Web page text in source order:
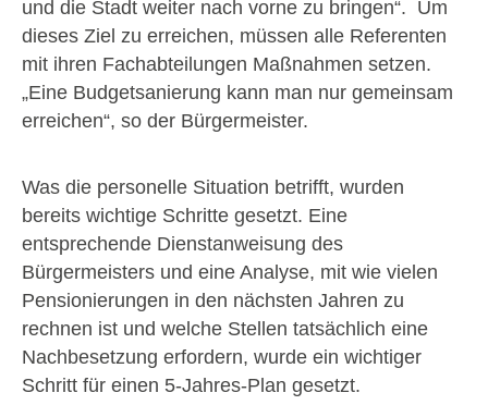
und die Stadt weiter nach vorne zu bringen“. Um
dieses Ziel zu erreichen, müssen alle Referenten
mit ihren Fachabteilungen Maßnahmen setzen.
„Eine Budgetsanierung kann man nur gemeinsam
erreichen“, so der Bürgermeister.
Was die personelle Situation betrifft, wurden
bereits wichtige Schritte gesetzt. Eine
entsprechende Dienstanweisung des
Bürgermeisters und eine Analyse, mit wie vielen
Pensionierungen in den nächsten Jahren zu
rechnen ist und welche Stellen tatsächlich eine
Nachbesetzung erfordern, wurde ein wichtiger
Schritt für einen 5-Jahres-Plan gesetzt.